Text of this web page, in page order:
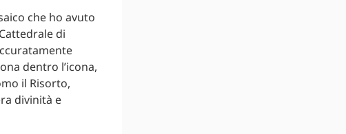
che ho avuto
di
dentro l’icona,
il Risorto,
divinità e